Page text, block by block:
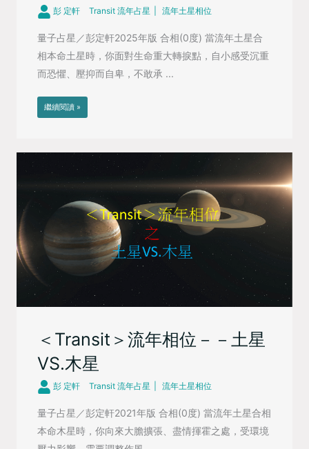
彭 定軒 Transit 流年占星 流年土星相位
量子占星／彭定軒2025年版 合相(0度) 當流年土星合
相本命土星時，你面對生命重大轉捩點，自小感受沉重
而恐懼、壓抑而自卑，不敢承 ...
繼續閱讀 »
＜Transit＞流年相位－－土星
VS.木星
彭 定軒 Transit 流年占星 流年土星相位
量子占星／彭定軒2021年版 合相(0度) 當流年土星合相
本命木星時，你向來大膽擴張、盡情揮霍之處，受環境